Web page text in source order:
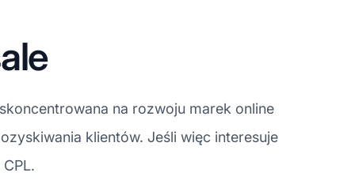
na rozwoju marek online
klientów. Jeśli więc interesuje